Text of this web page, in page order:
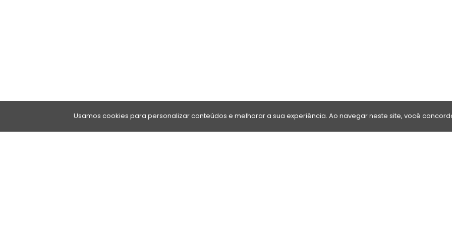
Usamos cookies para personalizar conteúdos e melhorar a sua experiência. Ao navegar neste site, você